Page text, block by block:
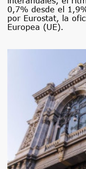
0,7% desde el
por Eurostat, la
Europea (UE).